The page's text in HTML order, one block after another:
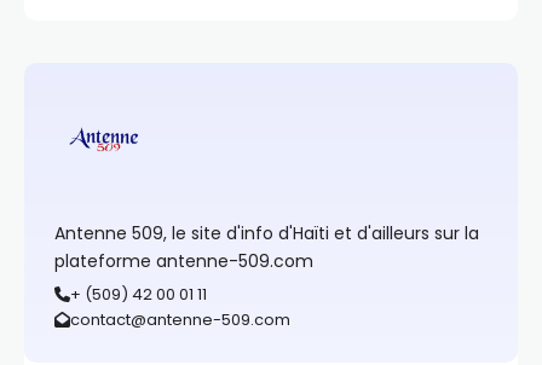
Antenne 509, le site d'info d'Haïti et d'ailleurs sur la
plateforme antenne-509.com
+ (509) 42 00 01 11
contact@antenne-509.com